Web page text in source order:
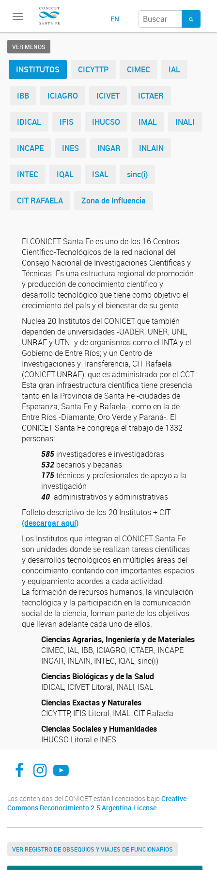
Toggle
EN
VER MENOS
INSTITUTOS CICYTTP CIMEC IAL
IBB ICIAGRO ICIVET ICTAER
IDICAL IFIS IHUCSO IMAL INALI
INCAPE INES INGAR INLAIN
INTEC IQAL ISAL sinc(i)
CIT RAFAELA Zona de Influencia
El CONICET Santa Fe es uno de los 16 Centros
Científico-Tecnológicos de la red nacional del
Consejo Nacional de Investigaciones Científicas y
Técnicas. Es una estructura regional de promoción
y producción de conocimiento científico y
desarrollo tecnológico que tiene como objetivo el
crecimiento del país y el bienestar de su gente.
Nuclea 20 Institutos del CONICET que también
dependen de universidades -UADER, UNER, UNL,
UNRAF y UTN- y de organismos como el INTA y el
Gobierno de Entre Ríos; y un Centro de
Investigaciones y Transferencia, CIT Rafaela
(CONICET-UNRAF), que es administrado por el CCT.
Esta gran infraestructura científica tiene presencia
tanto en la Provincia de Santa Fe -ciudades de
Esperanza, Santa Fe y Rafaela-, como en la de
Entre Ríos -Diamante, Oro Verde y Paraná-. El
CONICET Santa Fe congrega el trabajo de 1332
personas:
585 investigadores e investigadoras
532 becarios y becarias
175técnicos y profesionales de apoyo a la
investigación
40 administrativos y administrativas
Folleto descriptivo de los 20 Institutos + CIT
(descargar aquí)
Los Institutos que integran el CONICET Santa Fe
son unidades donde se realizan tareas científicas
y desarrollos tecnológicos en múltiples áreas del
conocimiento, contando con importantes espacios
y equipamiento acordes a cada actividad.
La formación de recursos humanos, la vinculación
tecnológica y la participación en la comunicación
social de la ciencia, forman parte de los objetivos
que llevan adelante cada uno de ellos.
Ciencias Agrarias, Ingeniería y de Materiales
CIMEC, IAL, IBB, ICIAGRO, ICTAER, INCAPE
INGAR, INLAIN, INTEC, IQAL, sinc(i)
Ciencias Biológicas y de la Salud
IDICAL, ICIVET Litoral, INALI, ISAL
Ciencias Exactas y Naturales
CICYTTP, IFIS Litoral, IMAL, CIT Rafaela
Ciencias Sociales y Humanidades
IHUCSO Litoral e INES
facebook
instagram
Youtube
Los contenidos del CONICET están licenciados bajo Creative
Commons Reconocimiento 2.5 Argentina License
VER REGISTRO DE OBSEQUIOS Y VIAJES DE FUNCIONARIOS